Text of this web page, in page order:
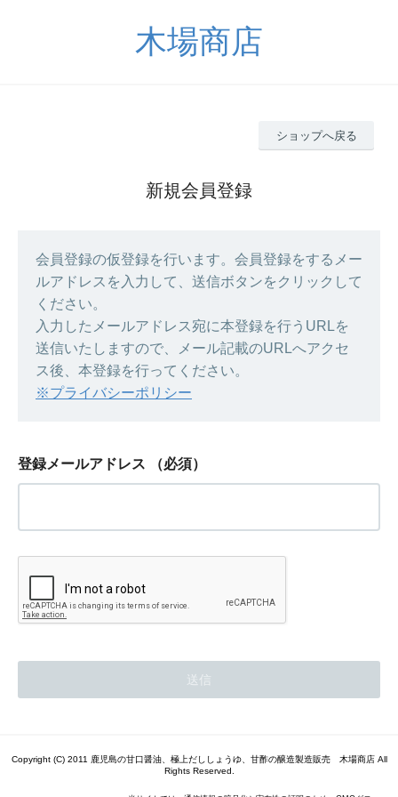
木場商店
ショップへ戻る
新規会員登録
会員登録の仮登録を行います。会員登録をするメー
ルアドレスを入力して、送信ボタンをクリックして
ください。
入力したメールアドレス宛に本登録を行うURLを
送信いたしますので、メール記載のURLへアクセ
ス後、本登録を行ってください。
※プライバシーポリシー
登録メールアドレス （必須）
Copyright (C) 2011 鹿児島の甘口醤油、極上だししょうゆ、甘酢の醸造製造販売 木場商店 All
Rights Reserved.